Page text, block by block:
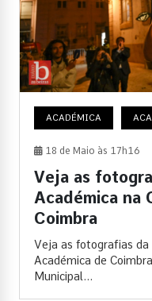
ACADÉMICA
18 de Maio às 17h16
Veja as
Académica na
Coimbra
Veja as fotografias da
Académica de
Municipal...